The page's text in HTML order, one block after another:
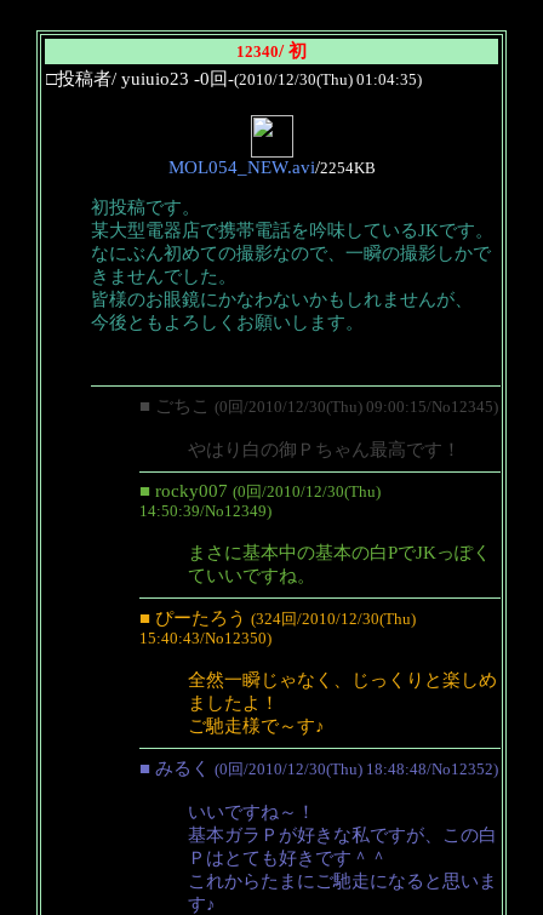
12340/ 初
□投稿者/ yuiuio23 -0回-(2010/12/30(Thu) 01:04:35)
MOL054_NEW.avi/2254KB
初投稿です。
某大型電器店で携帯電話を吟味しているJKです。
なにぶん初めての撮影なので、一瞬の撮影しかで
きませんでした。
皆様のお眼鏡にかなわないかもしれませんが、
今後ともよろしくお願いします。
■ ごちこ (0回/2010/12/30(Thu) 09:00:15/No12345)
やはり白の御Ｐちゃん最高です！
■ rocky007 (0回/2010/12/30(Thu)
14:50:39/No12349)
まさに基本中の基本の白PでJKっぽく
ていいですね。
■ ぴーたろう (324回/2010/12/30(Thu)
15:40:43/No12350)
全然一瞬じゃなく、じっくりと楽しめ
ましたよ！
ご馳走様で～す♪
■ みるく (0回/2010/12/30(Thu) 18:48:48/No12352)
いいですね～！
基本ガラＰが好きな私ですが、この白
Ｐはとても好きです＾＾
これからたまにご馳走になると思いま
す♪